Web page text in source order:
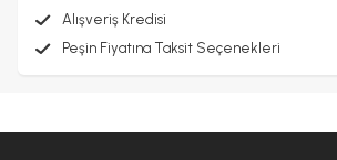
Alışveriş Kredisi
Peşin Fiyatına Taksit Seçenekleri